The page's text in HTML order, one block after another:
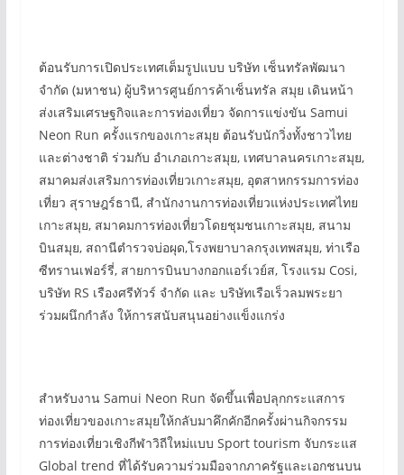
ต้อนรับการเปิดประเทศเต็มรูปแบบ บริษัท เซ็นทรัลพัฒนา
จำกัด (มหาชน) ผู้บริหารศูนย์การค้าเซ็นทรัล สมุย เดินหน้า
ส่งเสริมเศรษฐกิจและการท่องเที่ยว จัดการแข่งขัน Samui
Neon Run ครั้งแรกของเกาะสมุย ต้อนรับนักวิ่งทั้งชาวไทย
และต่างชาติ ร่วมกับ อำเภอเกาะสมุย, เทศบาลนครเกาะสมุย,
สมาคมส่งเสริมการท่องเที่ยวเกาะสมุย, อุตสาหกรรมการท่อง
เที่ยว สุราษฎร์ธานี, สำนักงานการท่องเที่ยวแห่งประเทศไทย
เกาะสมุย, สมาคมการท่องเที่ยวโดยชุมชนเกาะสมุย, สนาม
บินสมุย, สถานีตำรวจบ่อผุด,โรงพยาบาลกรุงเทพสมุย, ท่าเรือ
ซีทรานเฟอร์รี่, สายการบินบางกอกแอร์เวย์ส, โรงแรม Cosi,
บริษัท RS เรืองศรีทัวร์ จำกัด และ บริษัทเรือเร็วลมพระยา
ร่วมผนึกกำลัง ให้การสนับสนุนอย่างแข็งแกร่ง
สำหรับงาน Samui Neon Run จัดขึ้นเพื่อปลุกกระแสการ
ท่องเที่ยวของเกาะสมุยให้กลับมาคึกคักอีกครั้งผ่านกิจกรรม
การท่องเที่ยวเชิงกีฬาวิถีใหม่แบบ Sport tourism จับกระแส
Global trend ที่ได้รับความร่วมมือจากภาครัฐและเอกชนบน